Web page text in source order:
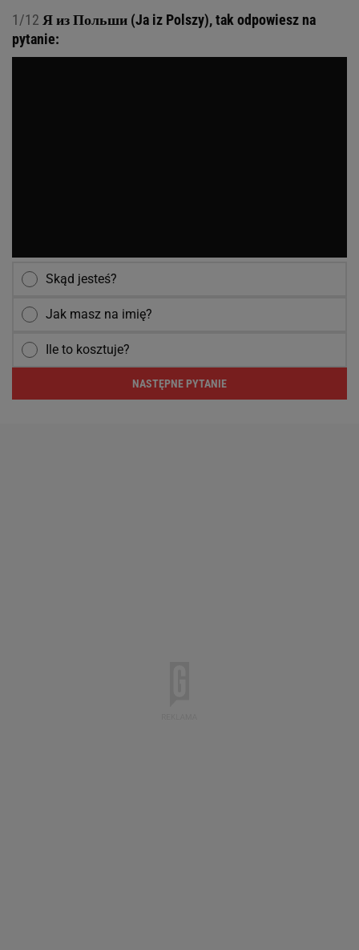
1/12 Я из Польши (Ja iz Polszy), tak odpowiesz na
pytanie:
Skąd jesteś?
Jak masz na imię?
Ile to kosztuje?
NASTĘPNE PYTANIE